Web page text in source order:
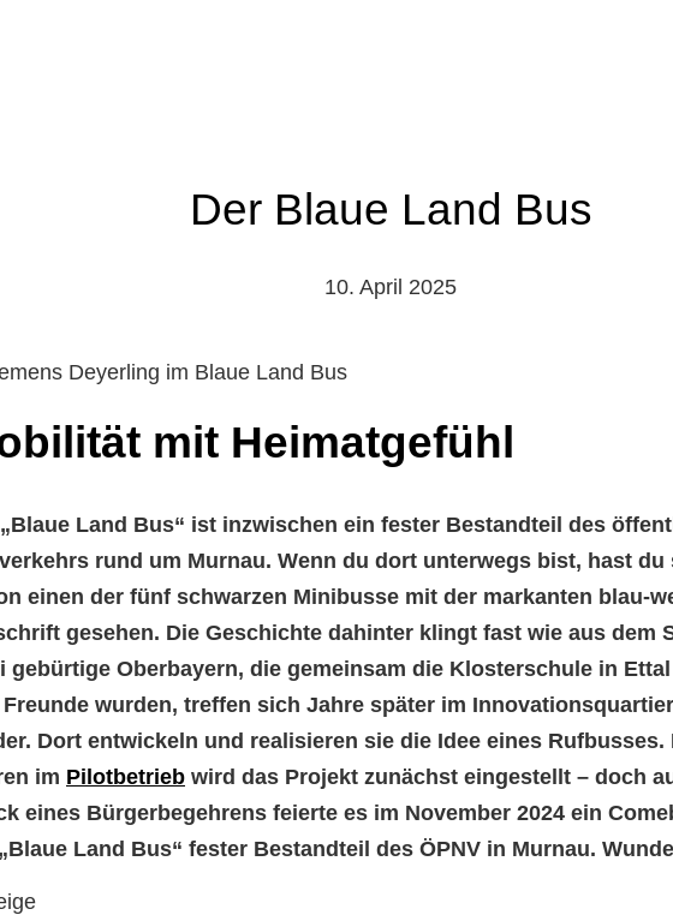
Der Blaue Land Bus
10. April 2025
mit Heimatgefühl
Land Bus“ ist inzwischen ein fester Bestandteil des
rund um Murnau. Wenn du dort unterwegs bist, hast
einen der fünf schwarzen Minibusse mit der markanten blau-
gesehen. Die Geschichte dahinter klingt fast wie aus dem
gebürtige Oberbayern, die gemeinsam die Klosterschule in
wurden, treffen sich Jahre später im
Dort entwickeln und realisieren sie die Idee eines Rufbusses.
im Pilotbetrieb wird das Projekt zunächst eingestellt – doch
eines Bürgerbegehrens feierte es im November 2024 ein
Land Bus“ fester Bestandteil des ÖPNV in Murnau.